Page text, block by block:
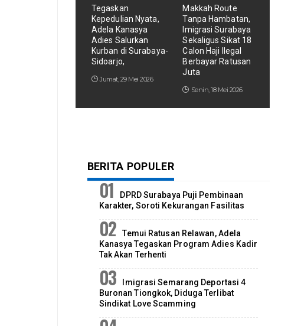
Tegaskan
Kepedulian Nyata,
Adela Kanasya
Adies Salurkan
Kurban di Surabaya-
Sidoarjo,
Jumat, 29 Mei 2026
Makkah Route
Tanpa Hambatan,
Imigrasi Surabaya
Sekaligus Sikat 18
Calon Haji Ilegal
Berbayar Ratusan
Juta
Senin, 18 Mei 2026
BERITA POPULER
DPRD Surabaya Puji Pembinaan
Karakter, Soroti Kekurangan Fasilitas
Temui Ratusan Relawan, Adela
Kanasya Tegaskan Program Adies Kadir
Tak Akan Terhenti
Imigrasi Semarang Deportasi 4
Buronan Tiongkok, Diduga Terlibat
Sindikat Love Scamming